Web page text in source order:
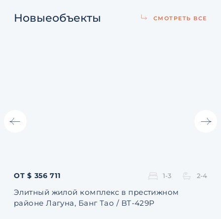
Новыеобъекты СМОТРЕТЬ ВСЕ
ОТ $ 356 711 1-3 2-4
Элитный жилой комплекс в престижном
районе Лагуна, Банг Тао / BT-429P